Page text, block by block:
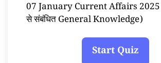
07 January Current Affairs 2025
से संबंधित General Knowledge)